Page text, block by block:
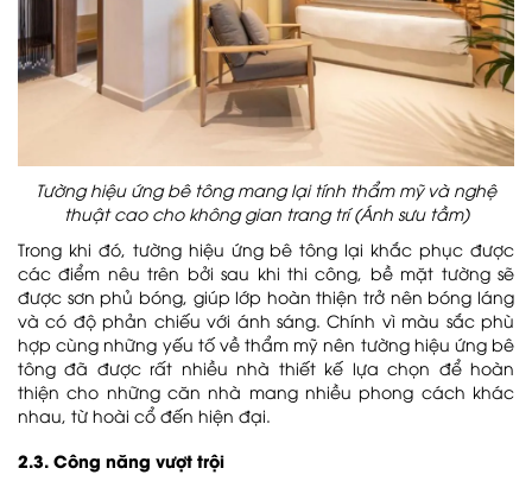
Tường hiệu ứng bê tông mang lại tính thẩm mỹ và nghệ
thuật cao cho không gian trang trí (Ánh sưu tầm)
Trong khi đó, tường hiệu ứng bê tông lại khắc phục được
các điểm nêu trên bởi sau khi thi công, bề mặt tường sẽ
được sơn phủ bóng, giúp lớp hoàn thiện trở nên bóng láng
và có độ phản chiếu với ánh sáng. Chính vì màu sắc phù
hợp cùng những yếu tố về thẩm mỹ nên tường hiệu ứng bê
tông đã được rất nhiều nhà thiết kế lựa chọn để hoàn
thiện cho những căn nhà mang nhiều phong cách khác
nhau, từ hoài cổ đến hiện đại.
2.3. Công năng vượt trội